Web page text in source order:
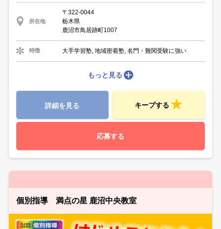
所在地
〒322-0044
栃木県
鹿沼市鳥居跡町1007
特徴 大手学習塾, 地域密着塾, 名門・難関受験に強い
もっと見る
詳細を見る キープする
応募する
個別指導 満点の星 鹿沼中央教室